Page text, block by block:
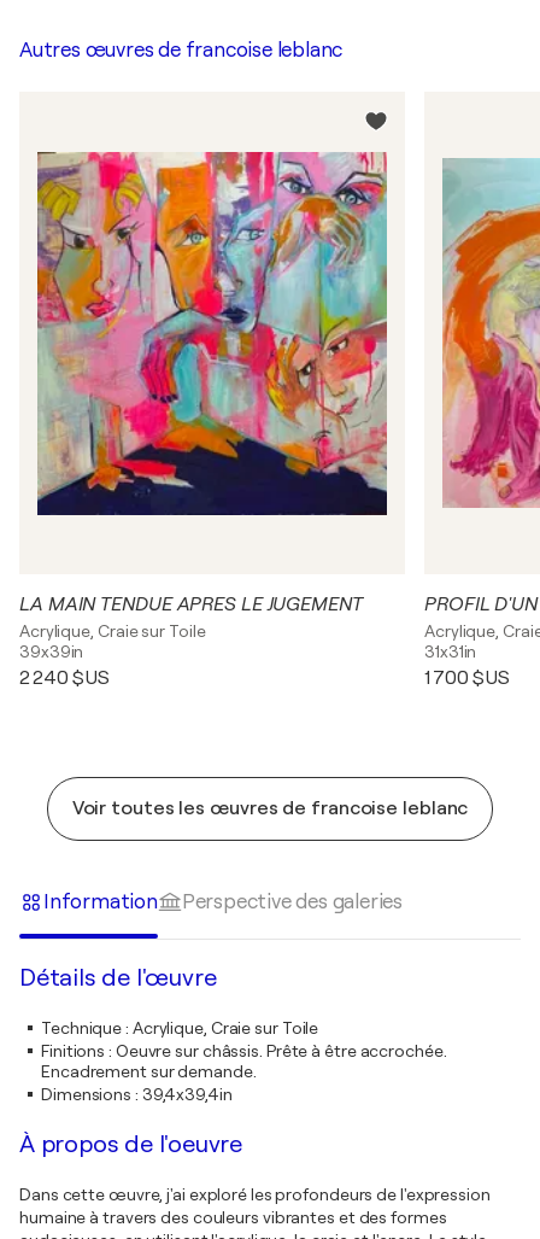
Autres œuvres de francoise leblanc
LA MAIN TENDUE APRES LE JUGEMENT
Acrylique, Craie sur Toile
39x39in
2 240 $US
Acrylique,
31x31in
1 700 $US
Voir toutes les œuvres de francoise leblanc
Information Perspective des galeries
Détails de l'œuvre
Technique: Acrylique, Craie sur Toile
Finitions : Oeuvre sur châssis. Prête à être accrochée.
Encadrement sur demande.
Dimensions : 39,4x39,4in
À propos de l'oeuvre
Dans cette œuvre, j'ai exploré les profondeurs de l'expression
humaine à travers des couleurs vibrantes et des formes